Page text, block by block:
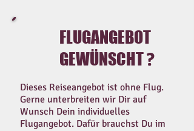
FLUGANGEBOT
GEWÜNSCHT?
Dieses Reiseangebot ist ohne Flug.
Gerne unterbreiten wir Dir auf
Wunsch Dein individuelles
Flugangebot. Dafür brauchst Du im